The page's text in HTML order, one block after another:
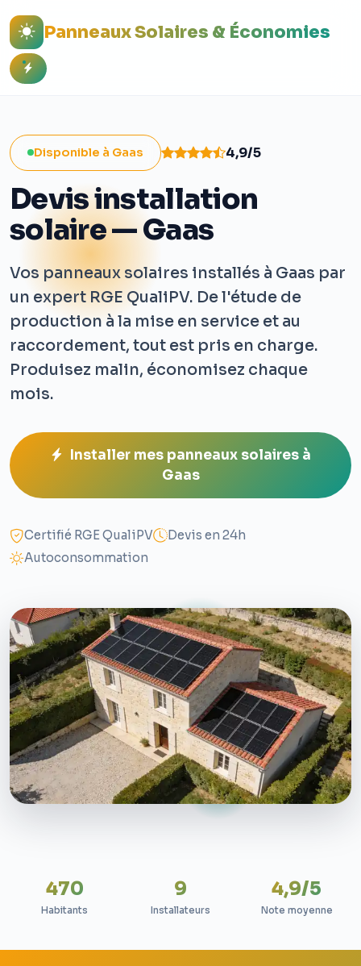
Panneaux Solaires & Économies
Disponible à Gaas 4,9/5
Devis installation
solaire — Gaas
Vos panneaux solaires installés à Gaas par
un expert RGE QualiPV. De l'étude de
production à la mise en service et au
raccordement, tout est pris en charge.
Produisez malin, économisez chaque
mois.
Installer mes panneaux solaires à
Gaas
Certifié RGE QualiPV
Devis en 24h
Autoconsommation
470
Habitants
9
Installateurs
4,9/5
Note moyenne